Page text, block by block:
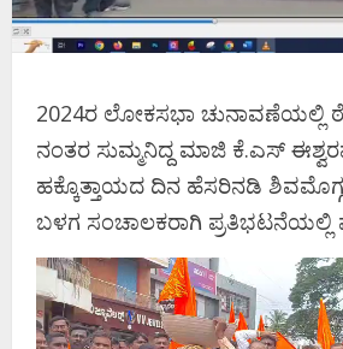
2024ರ ಲೋಕಸಭಾ ಚುನಾವಣೆಯಲ್ಲಿ
ನಂತರ ಸುಮ್ಮನಿದ್ದ ಮಾಜಿ ಕೆ.ಎಸ್‌
ಹಕ್ಕೊತ್ತಾಯದ ದಿನ ಹೆಸರಿನಡಿ
ಬಳಗ ಸಂಚಾಲಕರಾಗಿ ಪ್ರತಿಭಟನೆಯಲ್ಲಿ